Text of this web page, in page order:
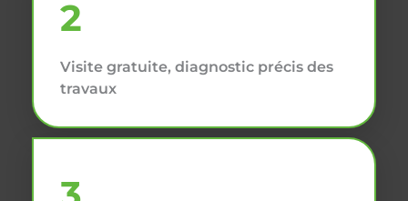
2
Visite gratuite, diagnostic précis des
travaux